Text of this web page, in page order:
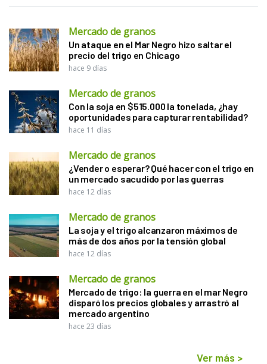
Mercado de granos
Un ataque en el Mar Negro hizo saltar el
precio del trigo en Chicago
hace 9 días
Mercado de granos
Con la soja en $515.000 la tonelada, ¿hay
oportunidades para capturar rentabilidad?
hace 11 días
Mercado de granos
¿Vender o esperar? Qué hacer con el trigo en
un mercado sacudido por las guerras
hace 12 días
Mercado de granos
La soja y el trigo alcanzaron máximos de
más de dos años por la tensión global
hace 12 días
Mercado de granos
Mercado de trigo: la guerra en el mar Negro
disparó los precios globales y arrastró al
mercado argentino
hace 23 días
Ver más >